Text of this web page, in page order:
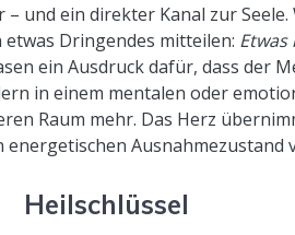
und ein direkter Kanal zur Seele.
Dringendes mitteilen: Etwas
ein Ausdruck dafür, dass der
in einem mentalen oder
Raum mehr. Das Herz
energetischen Ausnahmezustand
Heilschlüssel